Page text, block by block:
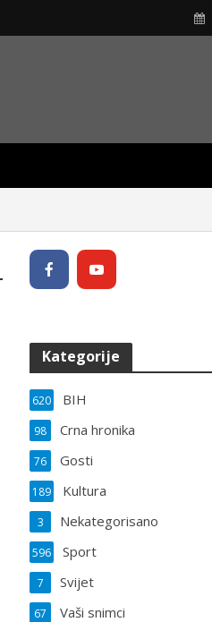
Kategorije
BIH
620
Crna hronika
98
Gosti
76
Kultura
189
Nekategorisano
3
Sport
596
Svijet
7
Vaši snimci
67